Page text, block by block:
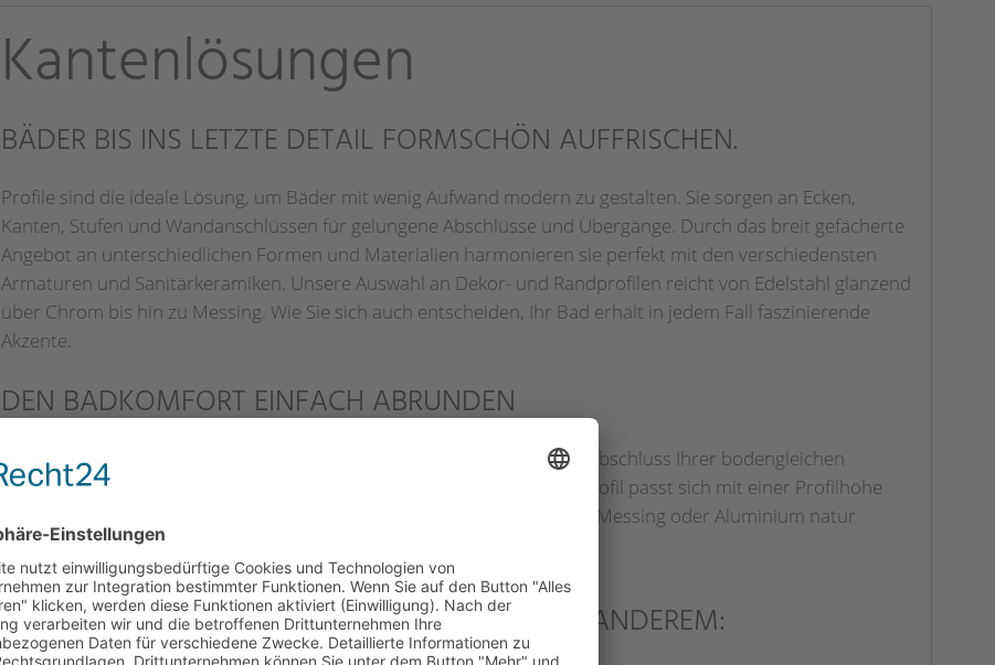
Kantenlösungen
BÄDER BIS INS LETZTE DETAIL FORMSCHÖN AUFFRISCHEN.
Profile sind die ideale Lösung, um Bäder mit wenig Aufwand modern zu gestalten. Sie sorgen an Ecken,
Kanten, Stufen und Wandanschlüssen für gelungene Abschlüsse und Übergänge. Durch das breit gefächerte
Angebot an unterschiedlichen Formen und Materialien harmonieren sie perfekt mit den verschiedensten
Armaturen und Sanitärkeramiken. Unsere Auswahl an Dekor- und Randprofilen reicht von Edelstahl glänzend
über Chrom bis hin zu Messing. Wie Sie sich auch entscheiden, Ihr Bad erhält in jedem Fall faszinierende
Akzente.
DEN BADKOMFORT EINFACH ABRUNDEN
Um das Gesamtbildes Ihres Bades abzurunden, versieht man z.B. den Abschluss Ihrer bodengleichen
Duschtasse mit einem dezenten Profil. Das biegbare Winkelabschlussprofil passt sich mit einer Profilhöhe
von 3 - 15 Millimetern perfekt jeder Rundung an. In Edelstahl glänzend, Messing oder Aluminium natur
erhältlich, sorgt es hier für das letzte stimmige Detail.
UNSER PRODUKTSORTIMENT UMFASST UNTER ANDEREM: